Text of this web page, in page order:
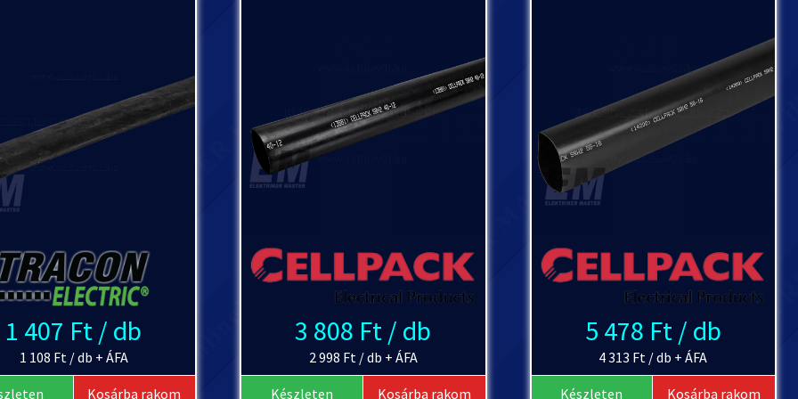
1 407 Ft / db
1 108 Ft / db + ÁFA
Kosárba rakom
3 808 Ft / db
2 998 Ft / db + ÁFA
Készleten Kosárba rakom
5 478 Ft / db
4 313 Ft / db + ÁFA
Készleten Kosárba rakom